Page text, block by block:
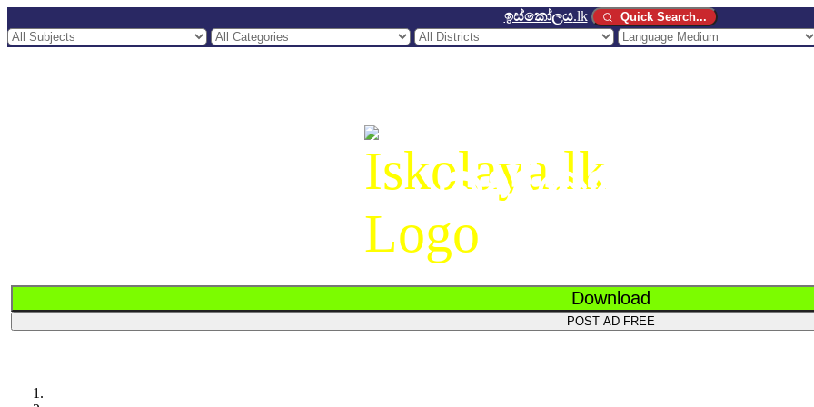
ඉස්කෝලය.lk Quick Search...
ඉස්කෝලය
Download
POST AD FREE